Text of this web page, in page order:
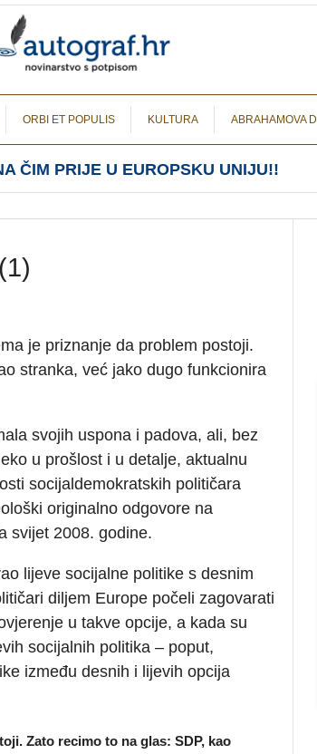
ORBI ET POPULIS KULTURA ABRAHAMOVA
ČIM PRIJE U EUROPSKU UNIJU!!
je priznanje da problem postoji.
stranka, već jako dugo funkcionira
svojih uspona i padova, ali, bez
u prošlost i u detalje, aktualnu
socijaldemokratskih političara
originalno odgovore na
svijet 2008. godine.
lijeve socijalne politike s desnim
diljem Europe počeli zagovarati
u takve opcije, a kada su
socijalnih politika – poput,
između desnih i lijevih opcija
Zato recimo to na glas: SDP, kao